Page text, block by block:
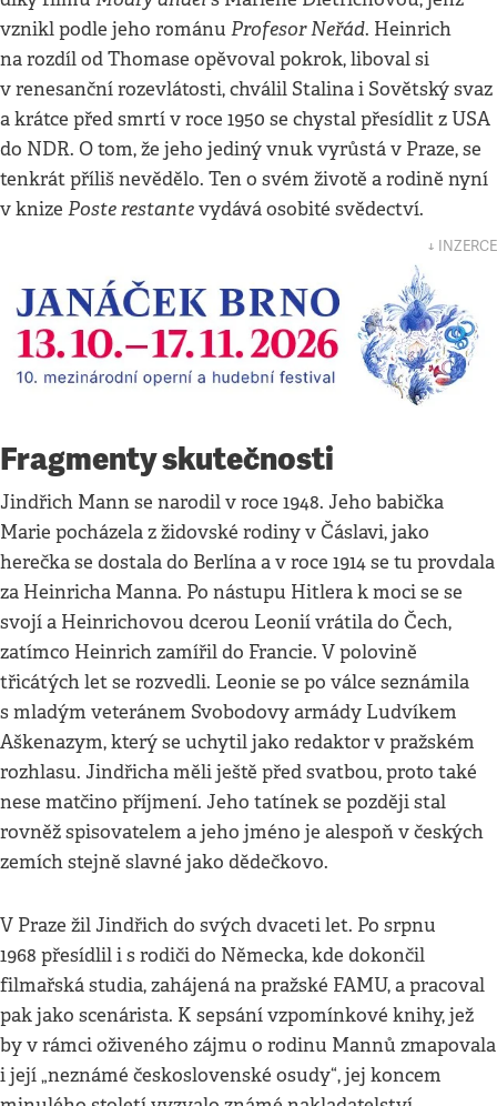
vznikl podle jeho románu Profesor Neřád. Heinrich
na rozdíl od Thomase opěvoval pokrok, liboval si
v renesanční rozevlátosti, chválil Stalina i Sovětský svaz
a krátce před smrtí v roce 1950 se chystal přesídlit z USA
do NDR. O tom, že jeho jediný vnuk vyrůstá v Praze, se
tenkrát příliš nevědělo. Ten o svém životě a rodině nyní
v knize Poste restantevydává osobité svědectví.
↓ INZERCE
Fragmenty skutečnosti
Jindřich Mann se narodil v roce 1948. Jeho babička
Marie pocházela z židovské rodiny v Čáslavi, jako
herečka se dostala do Berlína a v roce 1914 se tu provdala
za Heinricha Manna. Po nástupu Hitlera k moci se se
svojí a Heinrichovou dcerou Leonií vrátila do Čech,
zatímco Heinrich zamířil do Francie. V polovině
třicátých let se rozvedli. Leonie se po válce seznámila
s mladým veteránem Svobodovy armády Ludvíkem
Aškenazym, který se uchytil jako redaktor v pražském
rozhlasu. Jindřicha měli ještě před svatbou, proto také
nese matčino příjmení. Jeho tatínek se později stal
rovněž spisovatelem a jeho jméno je alespoň v českých
zemích stejně slavné jako dědečkovo.
V Praze žil Jindřich do svých dvaceti let. Po srpnu
1968 přesídlil i s rodiči do Německa, kde dokončil
filmařská studia, zahájená na pražské FAMU, a pracoval
pak jako scenárista. K sepsání vzpomínkové knihy, jež
by v rámci oživeného zájmu o rodinu Mannů zmapovala
i její „neznámé československé osudy“, jej koncem